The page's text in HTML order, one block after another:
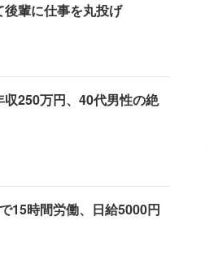
輩に仕事を丸投げ
収250万円、40代男性の絶
15時間労働、日給5000円